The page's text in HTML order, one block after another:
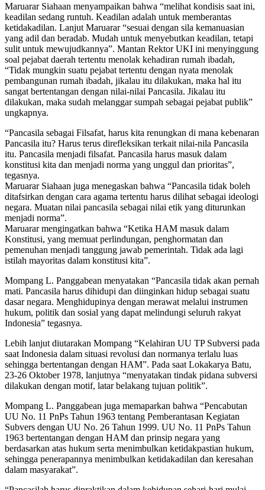
Maruarar Siahaan menyampaikan bahwa “melihat kondisis saat ini,
keadilan sedang runtuh. Keadilan adalah untuk memberantas
ketidakadilan. Lanjut Maruarar “sesuai dengan sila kemanuasian
yang adil dan beradab. Mudah untuk menyebutkan keadilan, tetapi
sulit untuk mewujudkannya”. Mantan Rektor UKI ini menyinggung
soal pejabat daerah tertentu menolak kehadiran rumah ibadah,
“Tidak mungkin suatu pejabat tertentu dengan nyata menolak
pembangunan rumah ibadah, jikalau itu dilakukan, maka hal itu
sangat bertentangan dengan nilai-nilai Pancasila. Jikalau itu
dilakukan, maka sudah melanggar sumpah sebagai pejabat publik”
ungkapnya.
“Pancasila sebagai Filsafat, harus kita renungkan di mana kebenaran
Pancasila itu? Harus terus direfleksikan terkait nilai-nila Pancasila
itu. Pancasila menjadi filsafat. Pancasila harus masuk dalam
konstitusi kita dan menjadi norma yang unggul dan prioritas”,
tegasnya.
Maruarar Siahaan juga menegaskan bahwa “Pancasila tidak boleh
ditafsirkan dengan cara agama tertentu harus dilihat sebagai ideologi
negara. Muatan nilai pancasila sebagai nilai etik yang diturunkan
menjadi norma”.
Maruarar mengingatkan bahwa “Ketika HAM masuk dalam
Konstitusi, yang memuat perlindungan, penghormatan dan
pemenuhan menjadi tanggung jawab pemerintah. Tidak ada lagi
istilah mayoritas dalam konstitusi kita”.
Mompang L. Panggabean menyatakan “Pancasila tidak akan pernah
mati. Pancasila harus dihidupi dan diinginkan hidup sebagai suatu
dasar negara. Menghidupinya dengan merawat melalui instrumen
hukum, politik dan sosial yang dapat melindungi seluruh rakyat
Indonesia” tegasnya.
Lebih lanjut diutarakan Mompang “Kelahiran UU TP Subversi pada
saat Indonesia dalam situasi revolusi dan normanya terlalu luas
sehingga bertentangan dengan HAM”. Pada saat Lokakarya Batu,
23-26 Oktober 1978, lanjutnya “menyatakan tindak pidana subversi
dilakukan dengan motif, latar belakang tujuan politik”.
Mompang L. Panggabean juga memaparkan bahwa “Pencabutan
UU No. 11 PnPs Tahun 1963 tentang Pemberantasan Kegiatan
Subvers dengan UU No. 26 Tahun 1999. UU No. 11 PnPs Tahun
1963 bertentangan dengan HAM dan prinsip negara yang
berdasarkan atas hukum serta menimbulkan ketidakpastian hukum,
sehingga penerapannya menimbulkan ketidakadilan dan keresahan
dalam masyarakat”.